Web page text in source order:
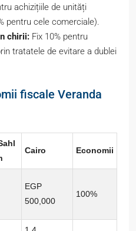
achizițiile de unități
pentru cele comerciale).
chirii: Fix 10% pentru
tratatele de evitare a dublei
fiscale Veranda
Cairo Economii
EGP
500,000
100%